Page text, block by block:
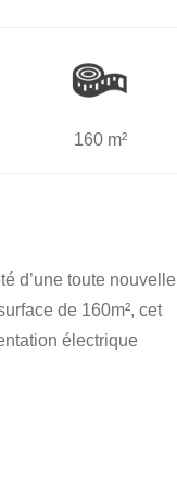
160 m²
d’une toute nouvelle
de 160m², cet
électrique